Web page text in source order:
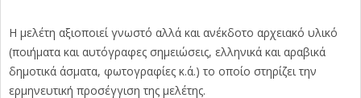
H μελέτη αξιοποιεί γνωστό αλλά και ανέκδοτο αρχειακό υλικό
(ποιήματα και αυτόγραφες σημειώσεις, ελληνικά και αραβικά
δημοτικά άσματα, φωτογραφίες κ.ά.) το οποίο στηρίζει την
ερμηνευτική προσέγγιση της μελέτης.